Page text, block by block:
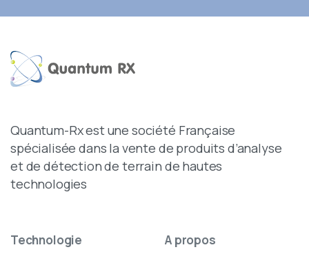
Quantum-Rx est une société Française
spécialisée dans la vente de produits d’analyse
et de détection de terrain de hautes
technologies
Technologie A propos